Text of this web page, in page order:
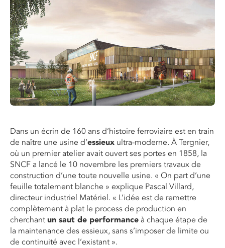
Dans un écrin de 160 ans d’histoire ferroviaire est en train
de naître une usine d’essieux ultra-moderne. À Tergnier,
où un premier atelier avait ouvert ses portes en 1858, la
SNCF a lancé le 10 novembre les premiers travaux de
construction d’une toute nouvelle usine. « On part d’une
feuille totalement blanche » explique Pascal Villard,
directeur industriel Matériel. « L’idée est de remettre
complètement à plat le process de production en
cherchant un saut de performance à chaque étape de
la maintenance des essieux, sans s’imposer de limite ou
de continuité avec l’existant ».